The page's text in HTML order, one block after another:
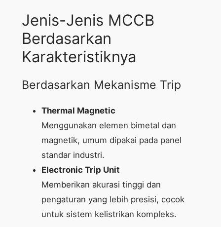
Jenis-Jenis MCCB
Berdasarkan
Karakteristiknya
Berdasarkan Mekanisme Trip
Thermal Magnetic
Menggunakan elemen bimetal dan
magnetik, umum dipakai pada panel
standar industri.
Electronic Trip Unit
Memberikan akurasi tinggi dan
pengaturan yang lebih presisi, cocok
untuk sistem kelistrikan kompleks.